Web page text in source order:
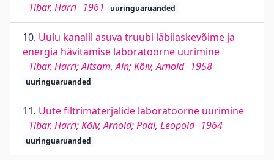
Tibar, Harri 1961 uuringuaruanded
10. Uulu kanalil asuva truubi läbilaskevõime ja
energia hävitamise laboratoorne uurimine
Tibar, Harri; Aitsam, Ain; Kõiv, Arnold 1958
uuringuaruanded
11. Uute filtrimaterjalide laboratoorne uurimine
Tibar, Harri; Kõiv, Arnold; Paal, Leopold 1964
uuringuaruanded